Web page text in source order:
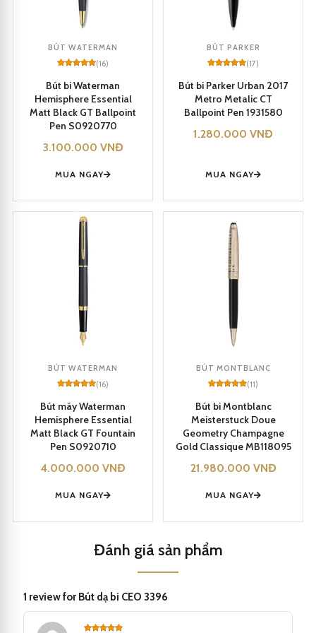
Mực của bút nhanh khô và không chứa chất độc hại, đảm bảo an
toàn cho người sử dụng và thân thiện với môi trường tự nhiên.
được trang bị kẹp bút thiết kế sang trọng, mang lại
phong cách và tiện dụng khi cất giữ hoặc mang theo bên mình.
cho sản phẩm.
Bút dạ bi CEO 3396 được thiết kế dạng xoay vặn nắp, giúp tiện
lợi khi sử dụng.
BÚT WATERMAN
out of 5
based on
customer
ratings
(16)
Bút bi Waterman
Hemisphere Essential
Matt Black GT Ballpoint
Pen S0920770
3.100.000 VNĐ
MUA NGAY
BÚT PARKER
out of 5
based on
customer
(17)
Bút bi Parker Urban 2017
Metro Metalic CT
Ballpoint Pen 1931580
1.280.000 VNĐ
MUA NGAY
BÚT WATERMAN
out of 5
based on
customer
ratings
(16)
Bút máy Waterman
Hemisphere Essential
Matt Black GT Fountain
Pen S0920710
4.000.000 VNĐ
MUA NGAY
BÚT MONTBLANC
out of 5
based on
customer
(11)
Bút bi Montblanc
Meisterstuck Doue
Geometry Champagne
Gold Classique MB118095
21.980.000 VNĐ
MUA NGAY
Đánh giá sản phẩm
1 review for Bút dạ bi CEO 3396